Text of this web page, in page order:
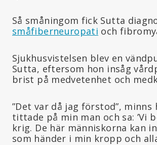
Så småningom fick Sutta
småfiberneuropati och
Sjukhusvistelsen blev en
Sutta, eftersom hon insåg
brist på medvetenhet och
”Det var då jag förstod”, minns
tittade på min man och sa: ’Vi
krig. De här människorna kan
som händer i min kropp och